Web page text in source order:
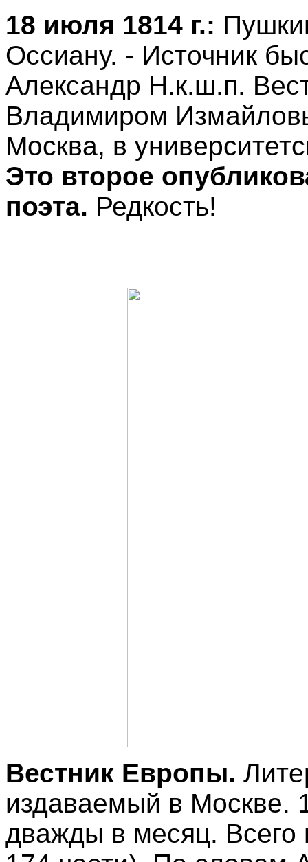
18 июля 1814 г.:
Оссиану. - Источник
Александр Н.к.ш.п.
Владимиром
Москва, в
Это второе
поэта. Редкость!
Вестник Европы.
издаваемый в
дважды в месяц.